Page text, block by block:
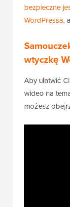
bezpieczne
WordPressa,
wtyczkę
Aby ułatwić
wideo na
możesz